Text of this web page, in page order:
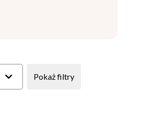
Pokaż filtry